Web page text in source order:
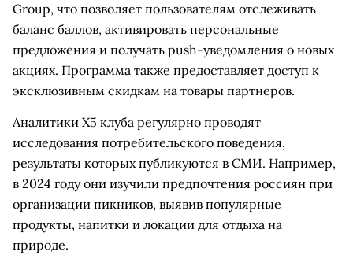
Group, что позволяет пользователям отслеживать
баланс баллов, активировать персональные
предложения и получать push-уведомления о новых
акциях. Программа также предоставляет доступ к
эксклюзивным скидкам на товары партнеров.
Аналитики X5 клуба регулярно проводят
исследования потребительского поведения,
результаты которых публикуются в СМИ. Например,
в 2024 году они изучили предпочтения россиян при
организации пикников, выявив популярные
продукты, напитки и локации для отдыха на
природе.